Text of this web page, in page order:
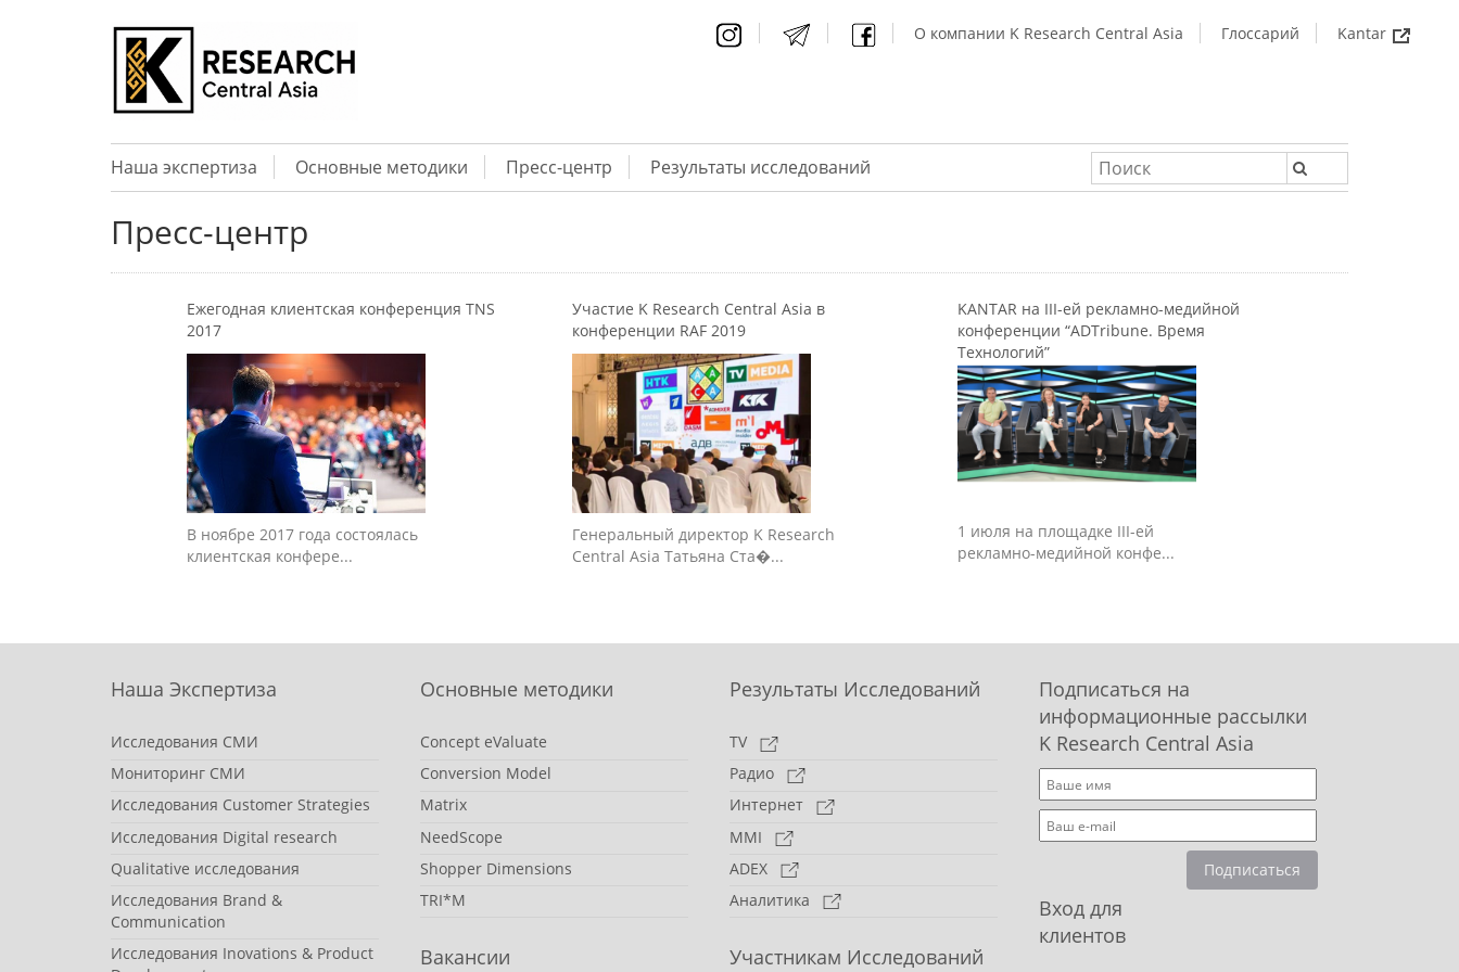
О компании K Research Central Asia Глоссарий Kantar
Наша экспертиза Основные методики Пресс-центр Результаты исследований
Пресс-центр
Ежегодная клиентская конференция TNS
2017
В ноябре 2017 года состоялась
клиентская конфере...
Участие K Research Central Asia в
конференции RAF 2019
Генеральный директор K Research
Central Asia Татьяна Ста�...
KANTAR на III-ей рекламно-медийной
конференции “ADTribune. Время
Технологий”
1 июля на площадке III-ей
рекламно-медийной конфе...
Наша Экспертиза
Исследования СМИ
Мониторинг СМИ
Исследования Customer Strategies
Исследования Digital research
Qualitative исследования
Исследования Brand &
Communication
Исследования Inovations & Product
Основные методики
Concept eValuate
Conversion Model
Matrix
NeedScope
Shopper Dimensions
TRI*M
Вакансии
Результаты Исследований
TV
Радио
Интернет
MMI
ADEX
Аналитика
Участникам Исследований
Подписаться на
информационные рассылки
K Research Central Asia
Подписаться
Вход для
клиентов